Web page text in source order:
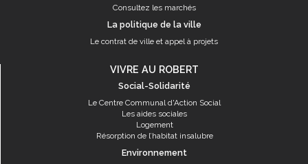
Consultez les marchés
La politique de la ville
Le contrat de ville et appel à projets
VIVRE AU ROBERT
Social-Solidarité
Le Centre Communal d'Action Social
Les aides sociales
Logement
Résorption de l’habitat insalubre
Environnement